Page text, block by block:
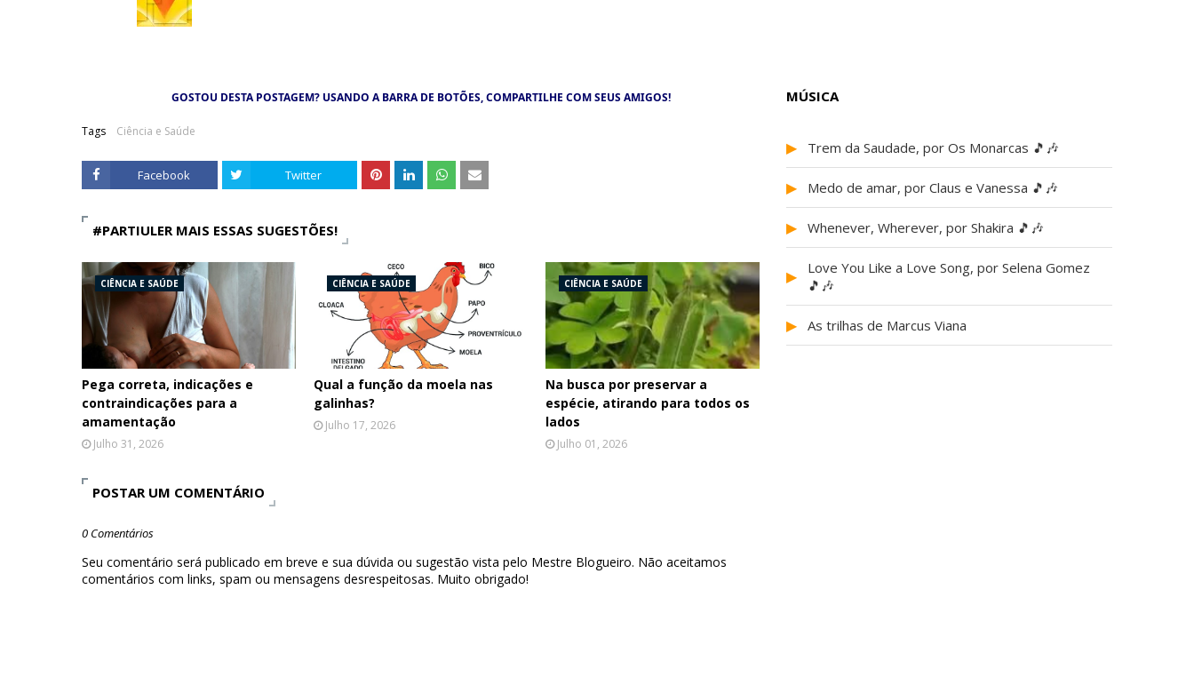
GOSTOU DESTA POSTAGEM? USANDO A BARRA DE BOTÕES, COMPARTILHE COM SEUS AMIGOS!
Tags Ciência e Saúde
Facebook Twitter
#PARTIULER MAIS ESSAS SUGESTÕES!
CIÊNCIA E SAÚDE
Pega correta, indicações e
contraindicações para a
amamentação
Julho 31, 2026
CIÊNCIA E SAÚDE
Qual a função da moela nas
galinhas?
Julho 17, 2026
CIÊNCIA E SAÚDE
Na busca por preservar a
espécie, atirando para todos os
lados
Julho 01, 2026
POSTAR UM COMENTÁRIO
0 Comentários
Seu comentário será publicado em breve e sua dúvida ou sugestão vista pelo Mestre Blogueiro. Não aceitamos
comentários com links, spam ou mensagens desrespeitosas. Muito obrigado!
MÚSICA
▶ Trem da Saudade, por Os Monarcas 🎵🎶
▶ Medo de amar, por Claus e Vanessa 🎵🎶
▶ Whenever, Wherever, por Shakira 🎵🎶
▶
Love You Like a Love Song, por Selena Gomez
🎵🎶
▶ As trilhas de Marcus Viana